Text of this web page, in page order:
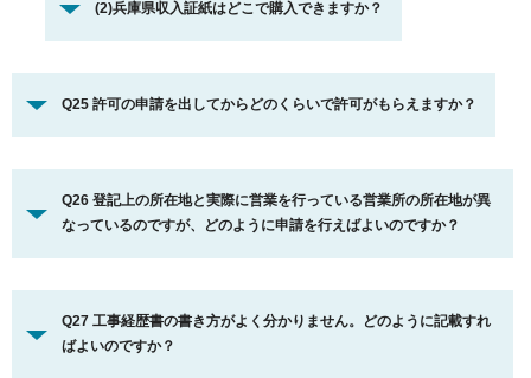
(2)兵庫県収入証紙はどこで購入できますか？
Q25 許可の申請を出してからどのくらいで許可がもらえますか？
Q26 登記上の所在地と実際に営業を行っている営業所の所在地が異
なっているのですが、どのように申請を行えばよいのですか？
Q27 工事経歴書の書き方がよく分かりません。どのように記載すれ
ばよいのですか？